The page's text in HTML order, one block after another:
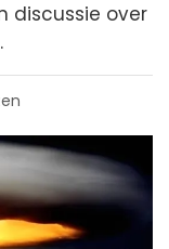
discussie over